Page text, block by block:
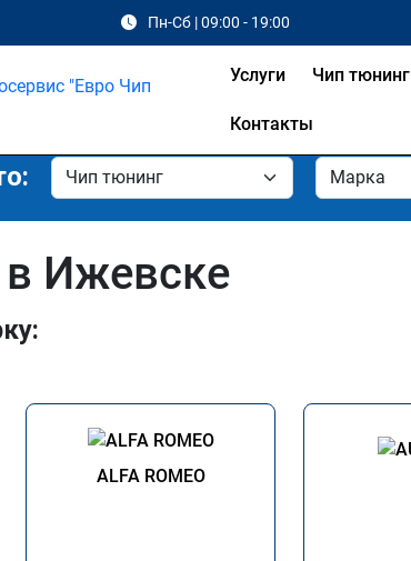
Пн-Сб | 09:00 - 19:00
Услуги Чип тюнинг
Контакты
Ижевске
ALFA ROMEO